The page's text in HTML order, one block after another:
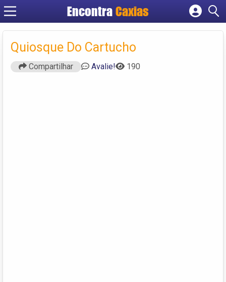
EncontraCaxias
Cadastrar empresa
Criar conta
Quiosque Do Cartucho
Compartilhar Avalie! 190